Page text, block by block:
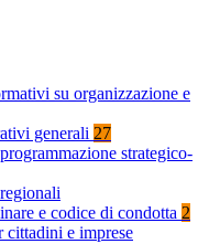
su organizzazione e
generali 27
strategico-
e codice di condotta 2
e imprese